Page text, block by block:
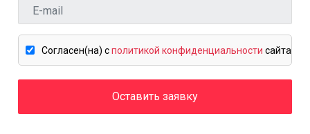
Cогласен(на) cполитикой конфиденциальности сайта
Оставить заявку